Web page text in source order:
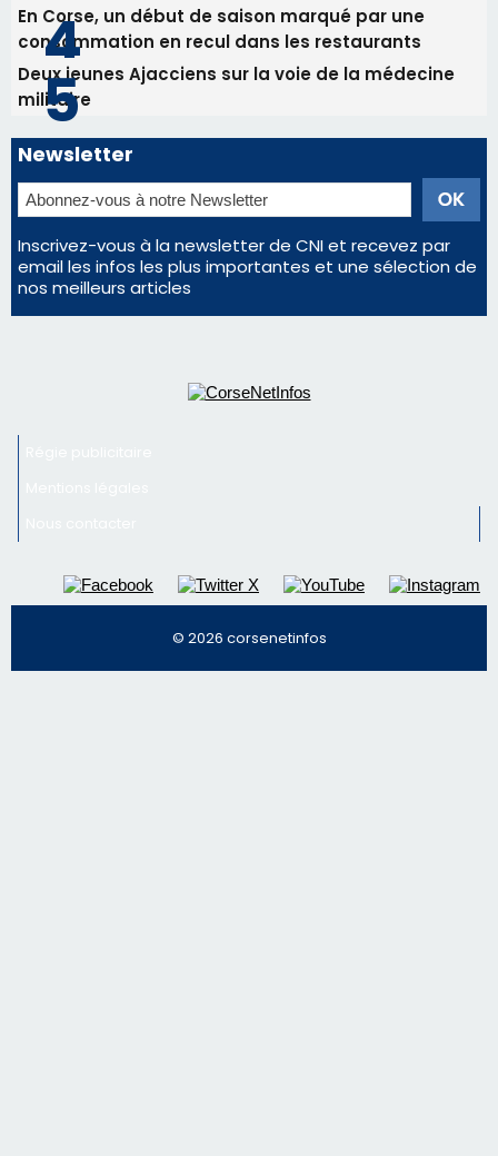
En Corse, un début de saison marqué par une
consommation en recul dans les restaurants
Deux jeunes Ajacciens sur la voie de la médecine
militaire
Newsletter
Inscrivez-vous à la newsletter de CNI et recevez par
email les infos les plus importantes et une sélection de
nos meilleurs articles
© 2026 corsenetinfos